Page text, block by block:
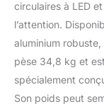
circulaires à LED
l’attention.
aluminium
pèse 34,8 kg et
spécialement
Son poids peut